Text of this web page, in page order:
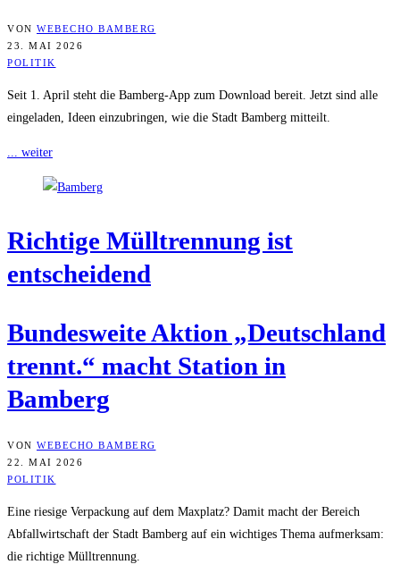
VON WEBECHO BAMBERG
23. MAI 2026
POLITIK
Seit 1. April steht die Bamberg-App zum Download bereit. Jetzt sind alle
eingeladen, Ideen einzubringen, wie die Stadt Bamberg mitteilt.
... weiter
Rich­ti­ge Müll­tren­nung ist
entscheidend
Bun­des­wei­te Akti­on „Deutsch­land
trennt.“ macht Sta­ti­on in
Bamberg
VON WEBECHO BAMBERG
22. MAI 2026
POLITIK
Eine riesige Verpackung auf dem Maxplatz? Damit macht der Bereich
Abfallwirtschaft der Stadt Bamberg auf ein wichtiges Thema aufmerksam:
die richtige Mülltrennung.